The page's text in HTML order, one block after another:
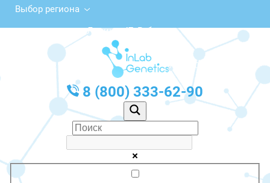
Выбор региона
просп. Ленина, 47, Рубцовск
с 10:00 до 20:00
График работы: Пн-Пт с 10:00 до 20:00
8 (800) 333-62-90